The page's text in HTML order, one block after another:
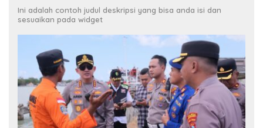
Ini adalah contoh judul deskripsi yang bisa anda isi dan
sesuaikan pada widget